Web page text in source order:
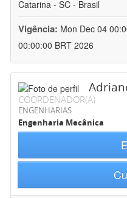
Catarina - SC - Brasil
Vigência: Mon Dec 04
00:00:00 BRT 2026
COORDENADOR(A)
ENGENHARIAS
Engenharia Mecânica